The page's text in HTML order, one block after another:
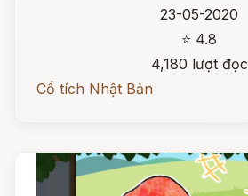
23-05-2020
⭐ 4.8
4,180 lượt đọc
Cổ tích Nhật Bản